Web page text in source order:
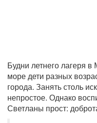
Будни летнего лагеря
море дети разных
города. Занять столь
непростое. Однако
Светланы прост: